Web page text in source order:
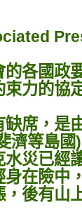
各國政
力的協
缺席，是
濟等島
災已經
在險中
後有山